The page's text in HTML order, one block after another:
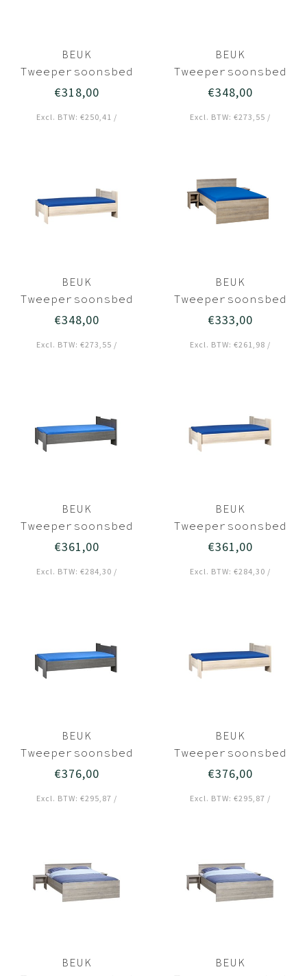
BEUK
Tweepersoonsbed
140x200
- Bavel
€318,00
Excl. BTW: €250,41 /
BEUK
Tweepersoonsbed
140x200 Zwart -
€348,00
Excl. BTW: €273,55 /
BEUK
Tweepersoonsbed
140x200 Licht
€348,00
Excl. BTW: €273,55 /
BEUK
Tweepersoonsbed
140x210
- Bavel
€333,00
Excl. BTW: €261,98 /
BEUK
Tweepersoonsbed
140x210 Zwart -
€361,00
Excl. BTW: €284,30 /
BEUK
Tweepersoonsbed
140x210 Licht
€361,00
Excl. BTW: €284,30 /
BEUK
Tweepersoonsbed
140x220 Zwart -
€376,00
Excl. BTW: €295,87 /
BEUK
Tweepersoonsbed
140x220 Licht
€376,00
Excl. BTW: €295,87 /
BEUK
BEUK